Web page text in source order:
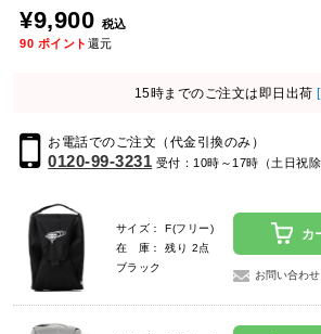
¥9,900 税込
90 ポイント 還元
15時までのご注文は即日出荷
お電話でのご注文（代金引換のみ）
0120-99-3231 受付：10時～17時（土日祝除
サイズ： F(フリー)
在 庫： 残り 2点
ブラック
カ
お問い合わせ